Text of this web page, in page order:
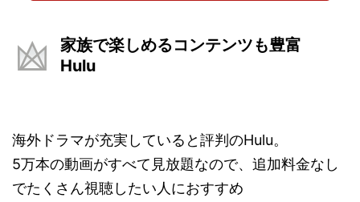
家族で楽しめるコンテンツも豊富
Hulu
海外ドラマが充実していると評判のHulu。
5万本の動画がすべて見放題なので、追加料金なし
でたくさん視聴したい人におすすめ